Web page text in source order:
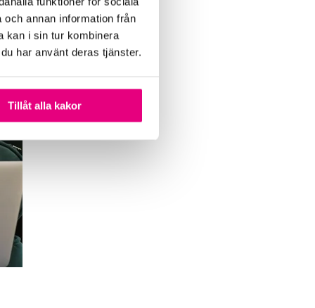
annan information från
kan i sin tur kombinera
har använt deras tjänster.
Tillåt alla kakor